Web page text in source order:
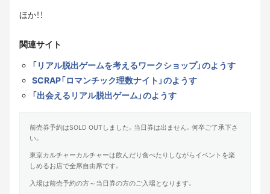
ほか！！
関連サイト
「リアル脱出ゲームを考えるワークショップ」のようす
SCRAP「ロマンチック理数ナイト」のようす
「出会えるリアル脱出ゲーム」のようす
前売券予約はSOLD OUTしました。当日券は出ません。何卒ご了承下さ
い。
東京カルチャーカルチャーは飲んだり食べたりしながらイベントを楽
しめるお店で全席自由席です。
入場は前売予約の方～当日券の方のご入場となります。